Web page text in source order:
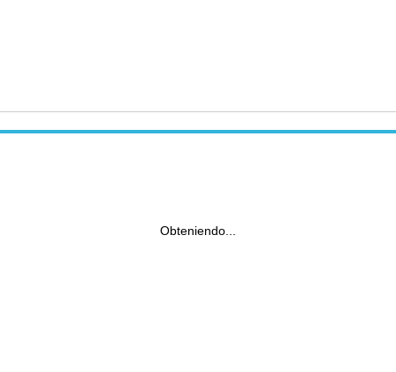
Obteniendo...